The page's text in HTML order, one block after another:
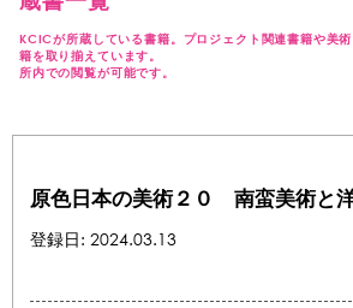
KCICが所蔵している書籍。プロジェクト関連書籍や美
籍を取り揃えています。
所内での閲覧が可能です。
原色日本の美術２０ 南蛮美術と
登録日: 2024.03.13